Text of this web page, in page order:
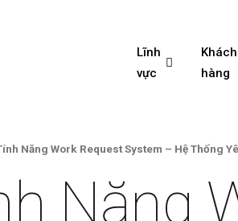
Lĩnh
vực
Khách
hàng
Năng Work Request System – Hệ Thống
Năng